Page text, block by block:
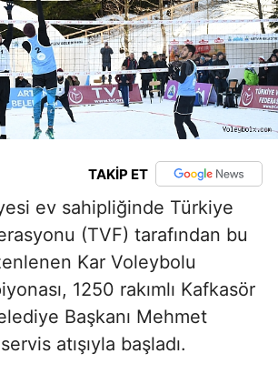
TAKİP ET
ev sahipliğinde Türkiye
(TVF) tarafından bu
Kar Voleybolu
1250 rakımlı Kafkasör
Başkanı Mehmet
atışıyla başladı.